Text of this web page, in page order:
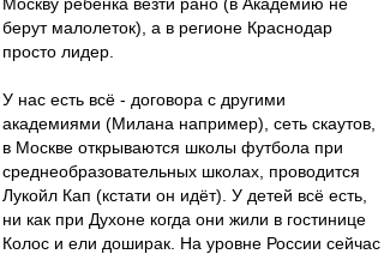
берут малолеток), а в регионе Краснодар
просто лидер.
У нас есть всё - договора с другими
академиями (Милана например), сеть скаутов,
в Москве открываются школы футбола при
среднеобразовательных школах, проводится
Лукойл Кап (кстати он идёт). У детей всё есть,
ни как при Духоне когда они жили в гостинице
Колос и ели доширак. На уровне России сейчас